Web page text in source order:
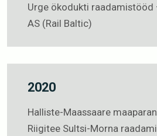
Urge ökodukti raadamistööd
AS (Rail Baltic)
2020
Halliste-Maassaare
Riigitee Sultsi-Morna